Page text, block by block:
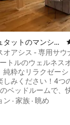
5.0つ星の平均評価
タットのマンショ
ト
オアシス - 専用サウ
ートルのウェルネス
純粋なリラクゼー
しみください！4つ
ベッドルームで、
ができます。4人用
ン · 家族 · 眺め